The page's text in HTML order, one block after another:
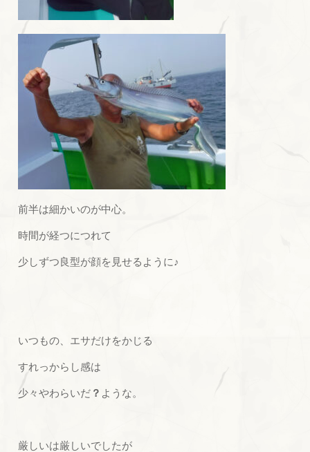
前半は細かいのが中心。
時間が経つにつれて
少しずつ良型が顔を見せるように♪
いつもの、エサだけをかじる
すれっからし感は
少々やわらいだ ？ ような。
厳しいは厳しいでしたが